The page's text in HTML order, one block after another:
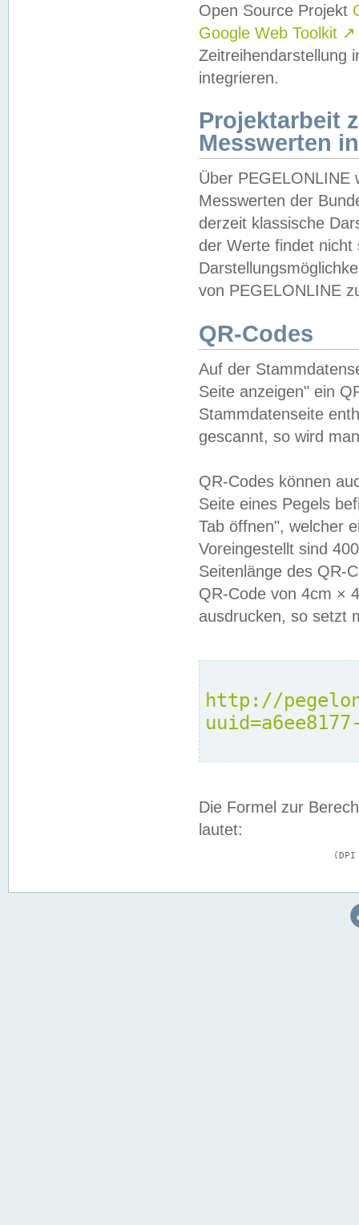
Open Source Projekt
Google Web Toolkit ↗
Zeitreihendarstellung
integrieren.
Projektarbeit
Messwerten
Über PEGELONLINE
Messwerten der
derzeit klassische
der Werte findet
von PEGELONLINE
QR-Codes
Auf der
Seite anzeigen" ein
Stammdatenseite
gescannt, so wird
QR-Codes können
Seite eines Pegels
Tab öffnen", welcher
Voreingestellt sind
Seitenlänge des QR-
QR-Code von 4cm ×
ausdrucken, so setzt
http://
Die Formel zur
lautet: